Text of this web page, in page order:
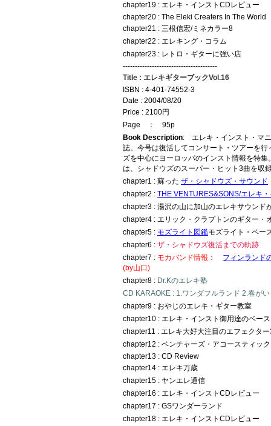
chapter19 : エレキ・インストCDレビュー
chapter20 : The Eleki Creaters In The World
chapter21 : 三根信宏/ミネカラー8
chapter22 : エレキング・コラム
chapter23 : レトロ・ギターに強い店
---------------------------------------
Title : エレキギターブックVol.16
ISBN : 4-401-74552-3
Date : 2004/08/20
Price : 2100円
Page ： 95p
Book Description: エレキ・インスト・マ
誌。今号は復活してコンサート・ツアーを行
ズを中心にヨーロッパのインスト情報を特集
は、シャドウズのスーパー・ヒット3曲を収
chapter1 : 蘇った ザ・シャドウズ・サウンド
chapter2 : THE VENTURES&SONS/エレキ
chapter3 : 湯沢の山に加山のエレキサウンド
chapter4 : エリック・クラプトンのギター・
chapter5 : モズライト図鑑モズライト・ベー
chapter6 : ザ・シャドウズ復活までの軌跡
chapter7 : モカバンド情報： フィンランド
(by山口)
chapter8 : Dr.Kのエレキ塾
CD KARAOKE : 1.ワンダフルランド 2.春が
chapter9 : おやじのエレキ・ギター教室
chapter10 : エレキ・インスト御用達のベー
chapter11 : エレキ大好大注目のエフェクタ
chapter12 : ベンチャーズ・アコースティッ
chapter13 : CD Review
chapter14 : エレキ万歳
chapter15 : ヤンエレ通信
chapter16 : エレキ・インストCDレビュー
chapter17 : GSワンダーランド
chapter18 : エレキ・インストCDレビュー